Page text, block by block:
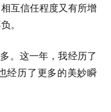
互信任程度又有所增
。
。这一年，我经历了
经历了更多的美妙瞬